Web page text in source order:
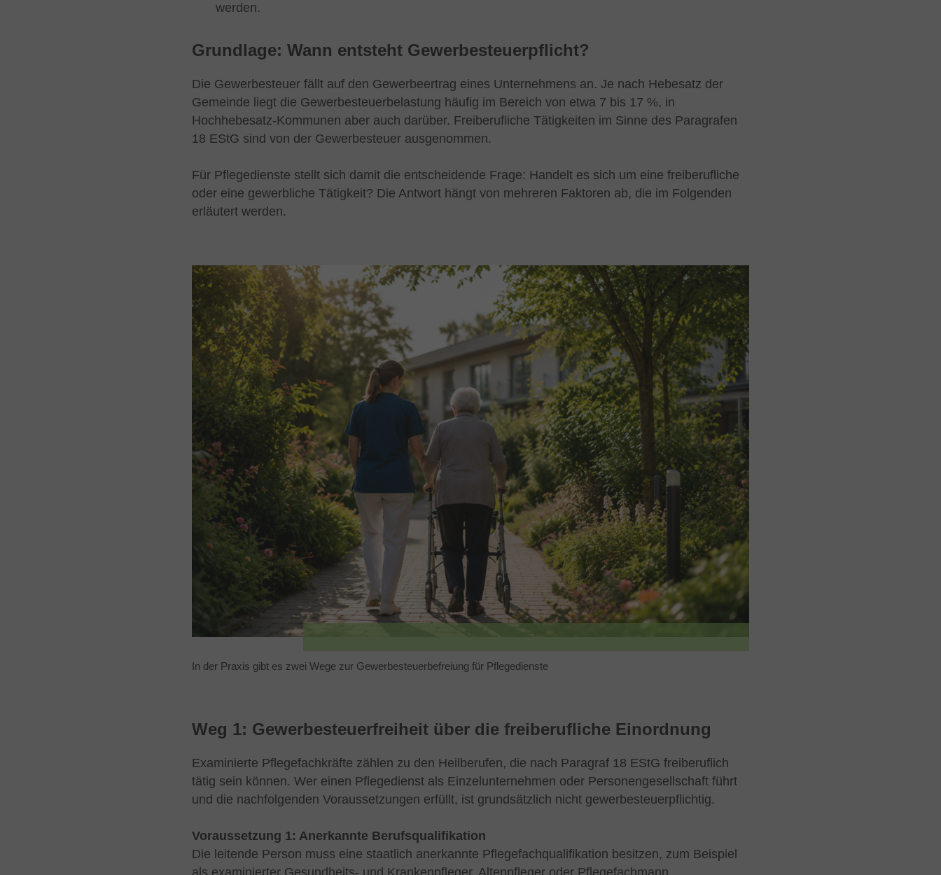
werden.
Grundlage: Wann entsteht Gewerbesteuerpflicht?
Die Gewerbesteuer fällt auf den Gewerbeertrag eines Unternehmens an. Je nach Hebesatz der
Gemeinde liegt die Gewerbesteuerbelastung häufig im Bereich von etwa 7 bis 17 %, in
Hochhebesatz-Kommunen aber auch darüber. Freiberufliche Tätigkeiten im Sinne des Paragrafen
18 EStG sind von der Gewerbesteuer ausgenommen.
Für Pflegedienste stellt sich damit die entscheidende Frage: Handelt es sich um eine freiberufliche
oder eine gewerbliche Tätigkeit? Die Antwort hängt von mehreren Faktoren ab, die im Folgenden
erläutert werden.
In der Praxis gibt es zwei Wege zur Gewerbesteuerbefreiung für Pflegedienste
Weg 1: Gewerbesteuerfreiheit über die freiberufliche Einordnung
Examinierte Pflegefachkräfte zählen zu den Heilberufen, die nach Paragraf 18 EStG freiberuflich
tätig sein können. Wer einen Pflegedienst als Einzelunternehmen oder Personengesellschaft führt
und die nachfolgenden Voraussetzungen erfüllt, ist grundsätzlich nicht gewerbesteuerpflichtig.
Voraussetzung 1: Anerkannte Berufsqualifikation
Die leitende Person muss eine staatlich anerkannte Pflegefachqualifikation besitzen, zum Beispiel
als examinierter Gesundheits- und Krankenpfleger, Altenpfleger oder Pflegefachmann